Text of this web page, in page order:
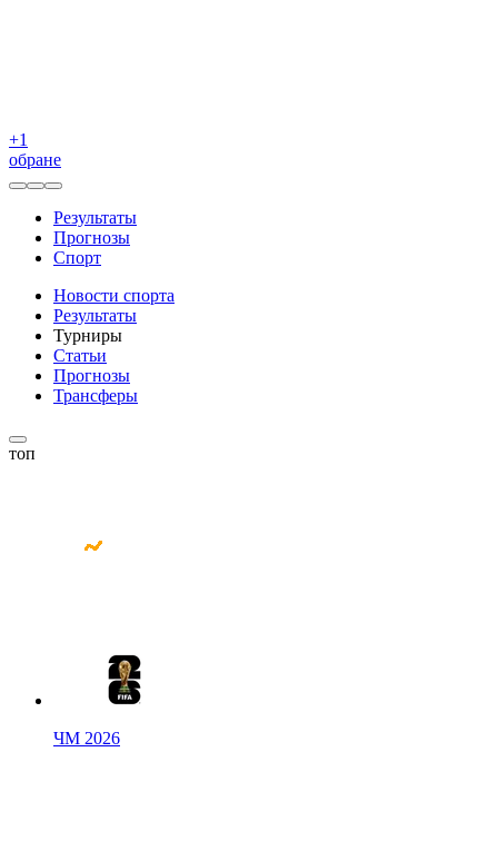
+1
обране
Результаты
Прогнозы
Спорт
Новости спорта
Результаты
Турниры
Статьи
Прогнозы
Трансферы
топ
ЧМ 2026